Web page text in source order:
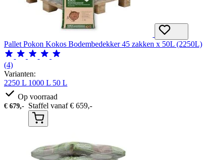
Pallet Pokon Kokos Bodembedekker 45 zakken x 50L (2250L)
(4)
Varianten:
2250 L 1000 L 50 L
Op voorraad
€ 679,- Staffel vanaf€ 659,-